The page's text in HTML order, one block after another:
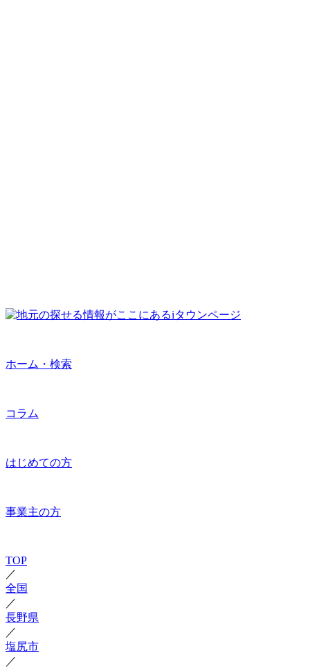
ホーム・検索
コラム
はじめての方
事業主の方
TOP
／
全国
／
長野県
／
塩尻市
／